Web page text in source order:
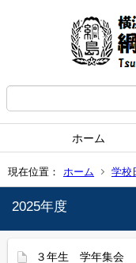
ホーム
現在位置： ホーム 学校
2025年度
３年生 学年集会